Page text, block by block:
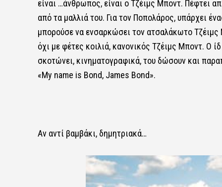
είναι …άνθρωπος, είναι ο Τζέιμς Μποντ. Πέφτει
από τα μαλλιά του. Για τον Ποπολάρος, υπάρχει
μπορούσε να ενσαρκώσει τον ατσαλάκωτο
όχι με φέτες κοιλιά, κανονικός Τζέιμς Μποντ. Ο
σκοτώνει, κινηματογραφικά, του δώσουν και
«My name is Bond, James Bond».
Αν αντί βαμβάκι, δημητριακά…